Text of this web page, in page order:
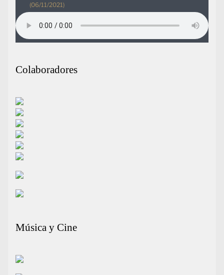
(06/11/2021)
Colaboradores
Música y Cine